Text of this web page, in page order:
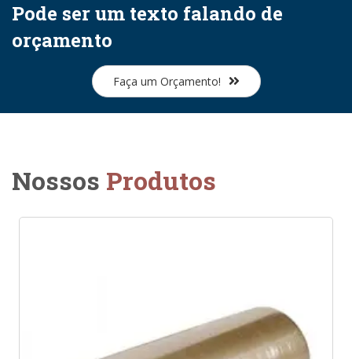
Pode ser um texto falando de
orçamento
Faça um Orçamento!
Nossos Produtos